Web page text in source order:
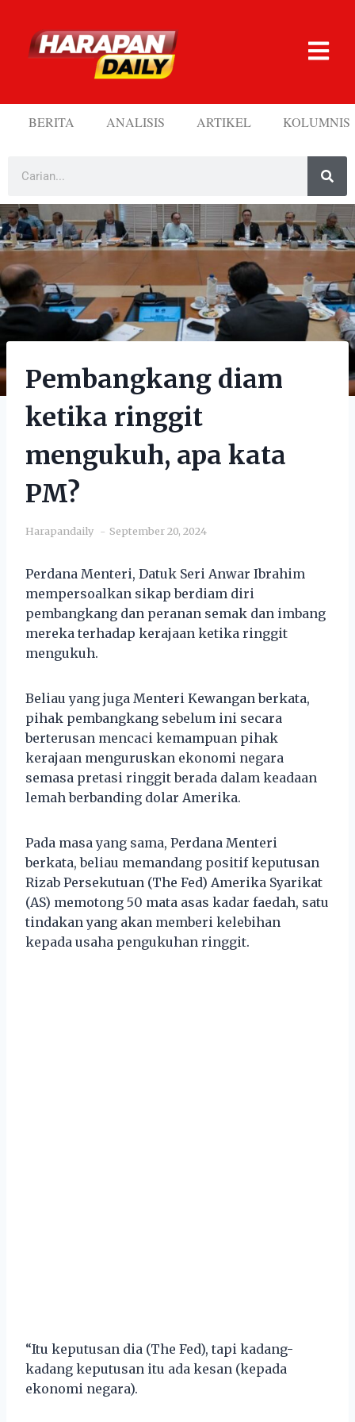
BERITA ANALISIS ARTIKEL KOLUMNIS
Pembangkang diam
ketika ringgit
mengukuh, apa kata
PM?
Harapandaily September 20, 2024
Perdana Menteri, Datuk Seri Anwar Ibrahim
mempersoalkan sikap berdiam diri
pembangkang dan peranan semak dan imbang
mereka terhadap kerajaan ketika ringgit
mengukuh.
Beliau yang juga Menteri Kewangan berkata,
pihak pembangkang sebelum ini secara
berterusan mencaci kemampuan pihak
kerajaan menguruskan ekonomi negara
semasa pretasi ringgit berada dalam keadaan
lemah berbanding dolar Amerika.
Pada masa yang sama, Perdana Menteri
berkata, beliau memandang positif keputusan
Rizab Persekutuan (The Fed) Amerika Syarikat
(AS) memotong 50 mata asas kadar faedah, satu
tindakan yang akan memberi kelebihan
kepada usaha pengukuhan ringgit.
“Itu keputusan dia (The Fed), tapi kadang-
kadang keputusan itu ada kesan (kepada
ekonomi negara).